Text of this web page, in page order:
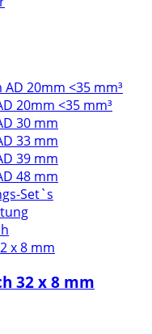
20mm <35 mm³
20mm <35 mm³
30 mm
33 mm
39 mm
48 mm
Set`s
32 x 8 mm